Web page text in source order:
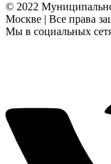
© 2022
Москве | Все права
Мы в социальных